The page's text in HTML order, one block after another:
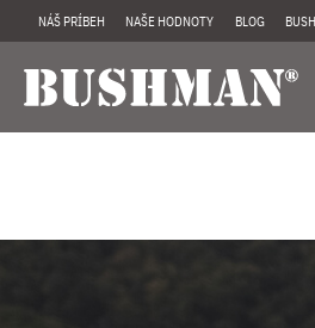
NÁŠ PRÍBEH NAŠE HODNOTY BLOG